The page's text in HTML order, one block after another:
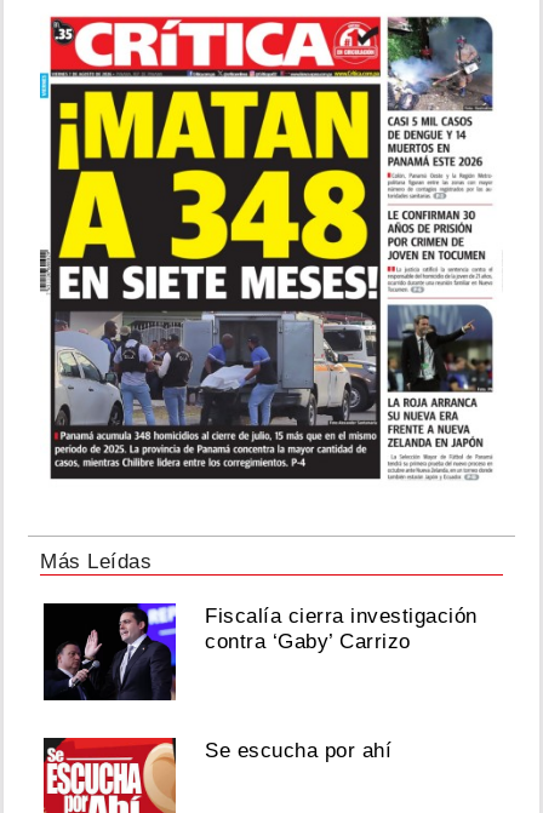
Más Leídas
Fiscalía cierra investigación
contra ‘Gaby’ Carrizo
Se escucha por ahí